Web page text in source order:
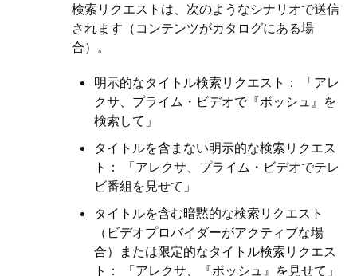
検索リクエストは、次のようなシナリオで送信
されます（コンテンツがカタログにある場
合）。
明示的なタイトル検索リクエスト： 「アレ
クサ、プライム・ビデオで『ボッシュ』を
検索して」
タイトルを含まない明示的な検索リクエス
ト： 「アレクサ、プライム・ビデオでテレ
ビ番組を見せて」
タイトルを含む暗黙的な検索リクエスト
（ビデオプロバイダーがアクティブな場
合）または限定的なタイトル検索リクエス
ト： 「アレクサ、『ボッシュ』を見せて」